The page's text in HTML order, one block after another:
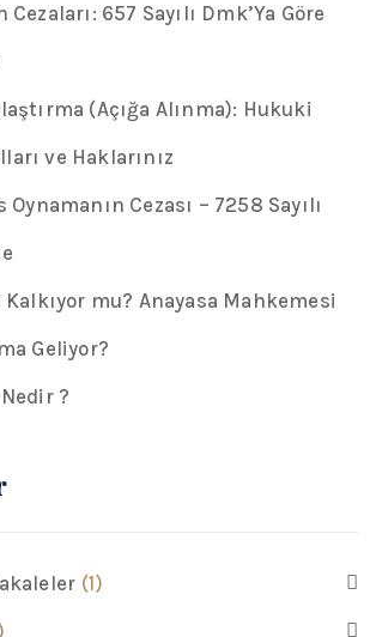
657 Sayılı Dmk’Ya Göre
(Açığa Alınma): Hukuki
ve Haklarınız
Oynamanın Cezası – 7258 Sayılı
mu? Anayasa Mahkemesi
Geliyor?
?
(1)